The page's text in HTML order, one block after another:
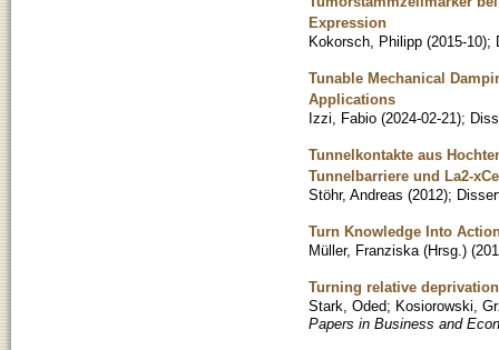
Expression
Kokorsch, Philipp (2015-10);
Tunable Mechanical
Applications
Izzi, Fabio (2024-02-21);
Tunnelkontakte aus
Tunnelbarriere und La2-
Stöhr, Andreas (2012);
Turn Knowledge Into
Müller, Franziska (Hrsg.) (
Turning relative
Stark, Oded; Kosiorowski,
Papers in Business and